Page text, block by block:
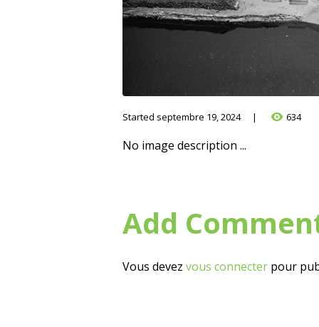
Started septembre 19, 2024 634
No image description ...
Add
Vous devez vous connecter pour